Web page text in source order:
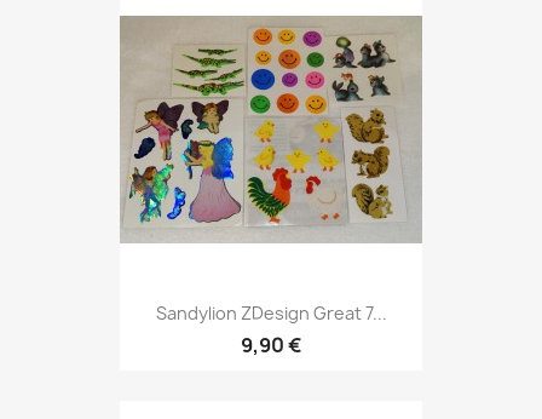
Sandylion ZDesign Great 7...
9,90 €